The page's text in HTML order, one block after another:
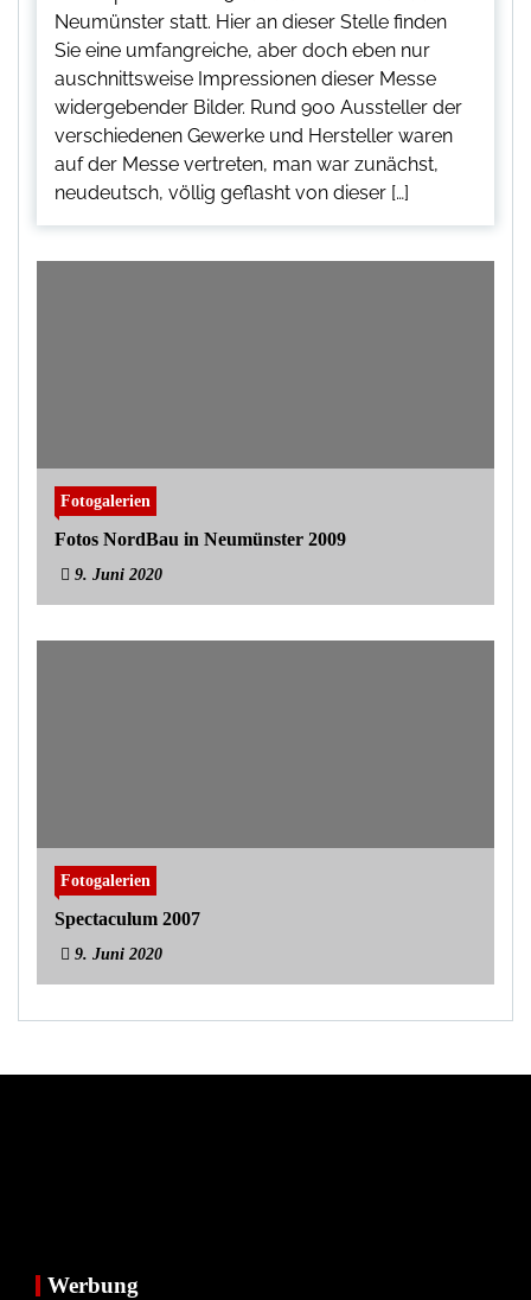
Neumünster statt. Hier an dieser Stelle finden
Sie eine umfangreiche, aber doch eben nur
auschnittsweise Impressionen dieser Messe
widergebender Bilder. Rund 900 Aussteller der
verschiedenen Gewerke und Hersteller waren
auf der Messe vertreten, man war zunächst,
neudeutsch, völlig geflasht von dieser […]
Fotogalerien
Fotos NordBau in Neumünster 2009
9. Juni 2020
Fotogalerien
Spectaculum 2007
9. Juni 2020
Werbung